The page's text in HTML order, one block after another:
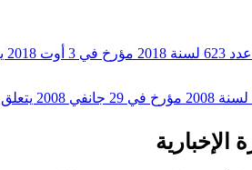
المعطيات الشخصية